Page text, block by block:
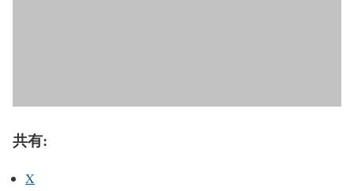
共有:
X